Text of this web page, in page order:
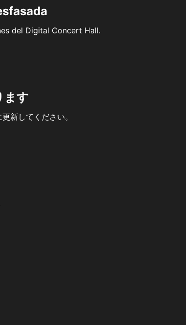
del Digital Concert Hall.
ます
新してください。